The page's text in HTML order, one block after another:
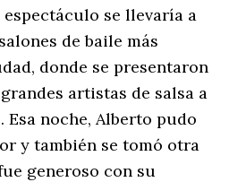
espectáculo se llevaría a
de baile más
donde se presentaron
artistas de salsa a
Esa noche, Alberto pudo
y también se tomó otra
generoso con su